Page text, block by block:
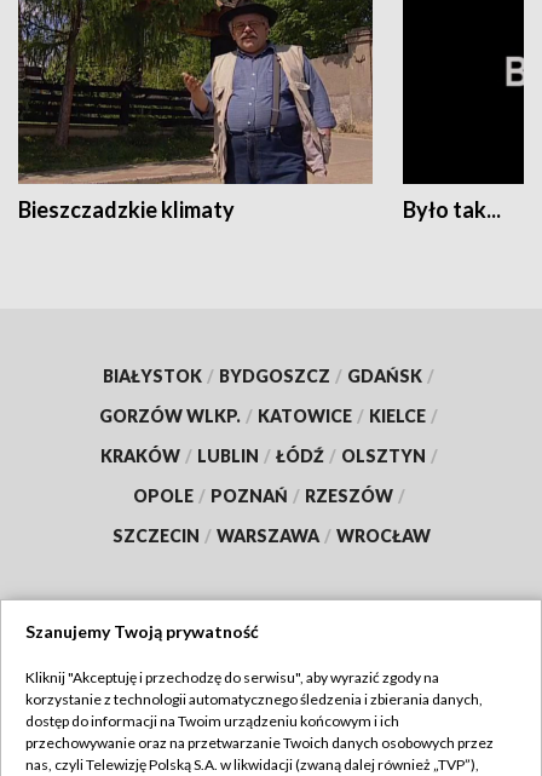
Bieszczadzkie klimaty Było tak...
BIAŁYSTOK / BYDGOSZCZ / GDAŃSK /
GORZÓW WLKP. / KATOWICE / KIELCE /
KRAKÓW / LUBLIN / ŁÓDŹ / OLSZTYN /
OPOLE / POZNAŃ / RZESZÓW /
SZCZECIN / WARSZAWA / WROCŁAW
TVP
Abonament TVP
Regulamin TVP
Szanujemy Twoją prywatność
Kliknij "Akceptuję i przechodzę do serwisu", aby wyrazić zgody na
korzystanie z technologii automatycznego śledzenia i zbierania danych,
dostęp do informacji na Twoim urządzeniu końcowym i ich
przechowywanie oraz na przetwarzanie Twoich danych osobowych przez
nas, czyli Telewizję Polską S.A. w likwidacji (zwaną dalej również „TVP”),